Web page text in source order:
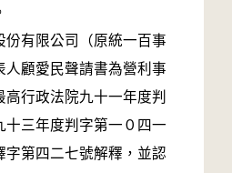
份有限公司（原統一百事
人顧愛民聲請書為營利事
行政法院九十一年度判
十三年度判字第一０四一
字第四二七號解釋，並認